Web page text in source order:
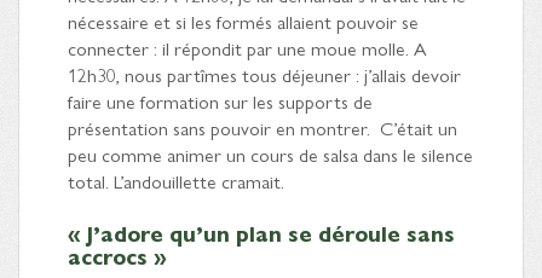
nécessaire et si les formés allaient pouvoir se
connecter : il répondit par une moue molle. A
12h30, nous partîmes tous déjeuner : j’allais devoir
faire une formation sur les supports de
présentation sans pouvoir en montrer. C’était un
peu comme animer un cours de salsa dans le silence
total. L’andouillette cramait.
« J’adore qu’un plan se déroule sans
accrocs »